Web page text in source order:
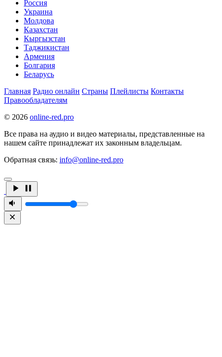
Россия
Украина
Молдова
Казахстан
Кыргызстан
Таджикистан
Армения
Болгария
Беларусь
Главная Радио онлайн Страны Плейлисты Контакты
Правообладателям
© 2026 online-red.pro
Все права на аудио и видео материалы, представленные на
нашем сайте принадлежат их законным владельцам.
Обратная связь: info@online-red.pro